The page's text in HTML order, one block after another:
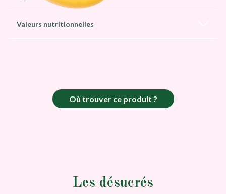
Valeurs nutritionnelles
Où trouver ce produit ?
Les désucrés